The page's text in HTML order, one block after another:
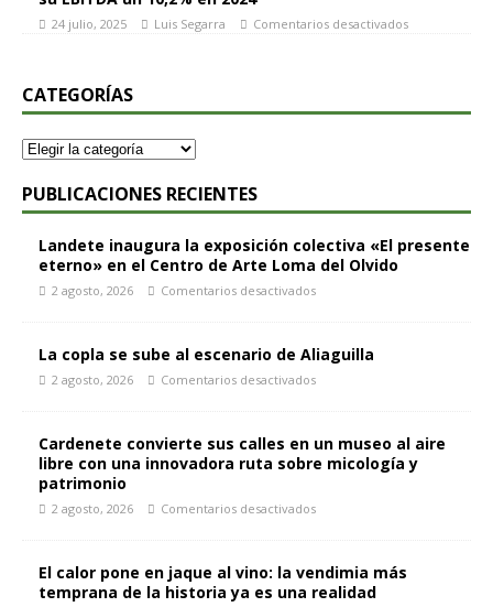
24 julio, 2025 Luis Segarra Comentarios desactivados
CATEGORÍAS
PUBLICACIONES RECIENTES
Landete inaugura la exposición colectiva «El presente
eterno» en el Centro de Arte Loma del Olvido
2 agosto, 2026 Comentarios desactivados
La copla se sube al escenario de Aliaguilla
2 agosto, 2026 Comentarios desactivados
Cardenete convierte sus calles en un museo al aire
libre con una innovadora ruta sobre micología y
patrimonio
2 agosto, 2026 Comentarios desactivados
El calor pone en jaque al vino: la vendimia más
temprana de la historia ya es una realidad